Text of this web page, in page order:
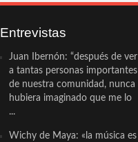
Entrevistas
Juan Ibernón: “después de ver
a tantas personas importantes
de nuestra comunidad, nunca
hubiera imaginado que me lo
...
Wichy de Maya: «la música es